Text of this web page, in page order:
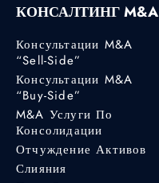
КОНСАЛТИНГ M&A
Консультации M&A
“Sell-Side”
Консультации M&A
“Buy-Side”
M&A Услуги По
Консолидации
Отчуждение Активов
Слияния